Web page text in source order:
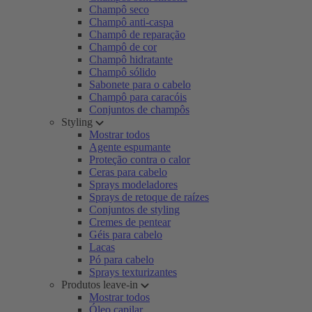
Champô seco
Champô anti-caspa
Champô de reparação
Champô de cor
Champô hidratante
Champô sólido
Sabonete para o cabelo
Champô para caracóis
Conjuntos de champôs
Styling
Mostrar todos
Agente espumante
Proteção contra o calor
Ceras para cabelo
Sprays modeladores
Sprays de retoque de raízes
Conjuntos de styling
Cremes de pentear
Géis para cabelo
Lacas
Pó para cabelo
Sprays texturizantes
Produtos leave-in
Mostrar todos
Óleo capilar